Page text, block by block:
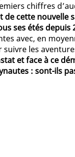
chiffres
de cette nouvelle
ses étés depuis
avec, en
les
et face à ce
: sont-ils